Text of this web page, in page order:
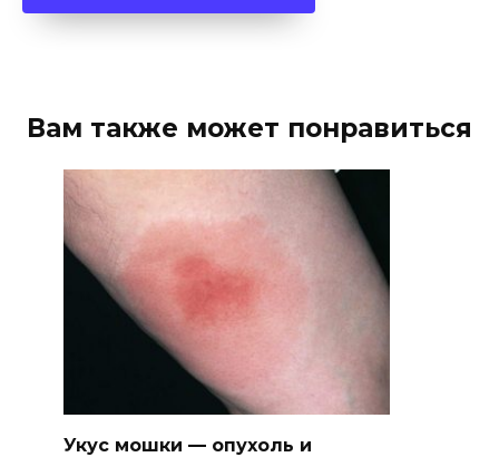
Вам также может понравиться
Укус мошки — опухоль и